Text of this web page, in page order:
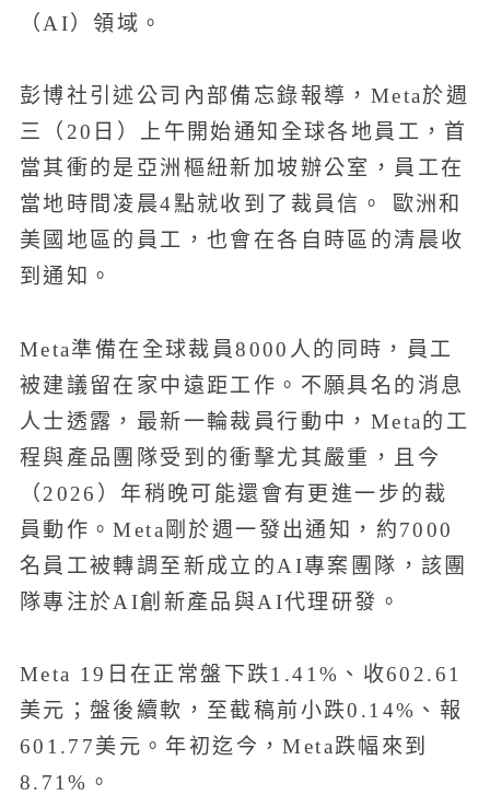
（AI）領域。
彭博社引述公司內部備忘錄報導，Meta於週
三（20日）上午開始通知全球各地員工，首
當其衝的是亞洲樞紐新加坡辦公室，員工在
當地時間凌晨4點就收到了裁員信。 歐洲和
美國地區的員工，也會在各自時區的清晨收
到通知。
Meta準備在全球裁員8000人的同時，員工
被建議留在家中遠距工作。不願具名的消息
人士透露，最新一輪裁員行動中，Meta的工
程與產品團隊受到的衝擊尤其嚴重，且今
（2026）年稍晚可能還會有更進一步的裁
員動作。Meta剛於週一發出通知，約7000
名員工被轉調至新成立的AI專案團隊，該團
隊專注於AI創新產品與AI代理研發。
Meta 19日在正常盤下跌1.41%、收602.61
美元；盤後續軟，至截稿前小跌0.14%、報
601.77美元。年初迄今，Meta跌幅來到
8.71%。